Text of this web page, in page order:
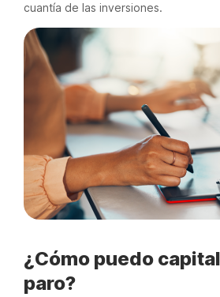
cuantía de las inversiones.
¿Cómo puedo
paro?